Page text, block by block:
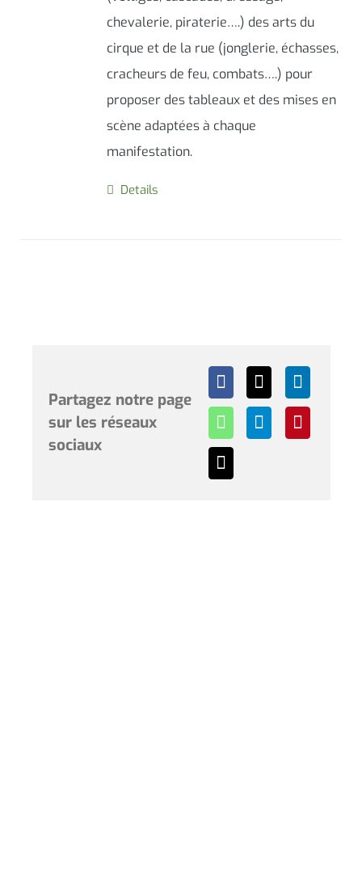
chevalerie, piraterie….) des arts du
cirque et de la rue (jonglerie, échasses,
cracheurs de feu, combats….) pour
proposer des tableaux et des mises en
scène adaptées à chaque
manifestation.
Details
Partagez notre page
sur les réseaux
sociaux